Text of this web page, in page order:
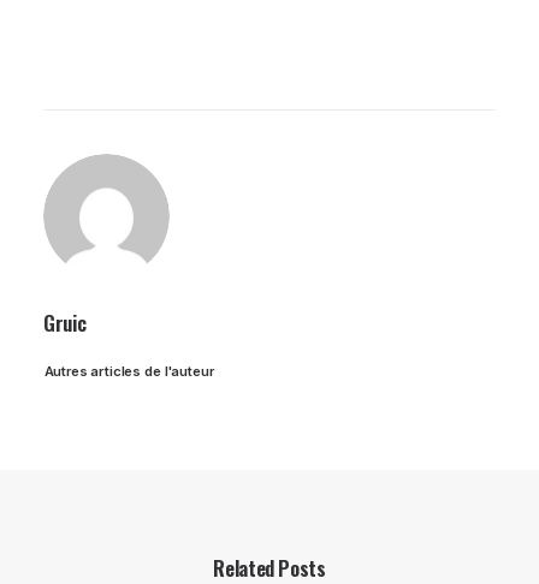
Gruic
Autres articles de l'auteur
Related Posts